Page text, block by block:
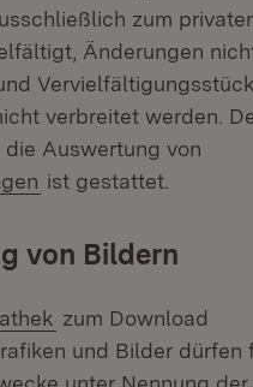
zum
Änderungen
verbreitet werden.
Auswertung von
ist gestattet.
von Bildern
zum Download
und Bilder dürfen